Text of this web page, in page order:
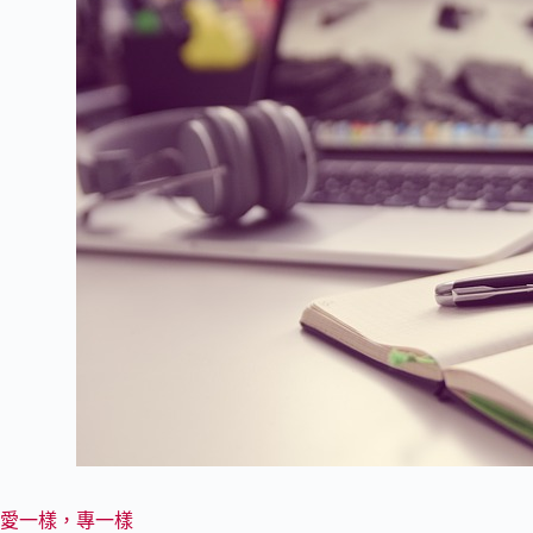
愛一樣，專一樣